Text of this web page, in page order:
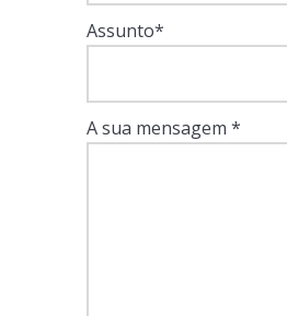
Assunto*
A sua mensagem *